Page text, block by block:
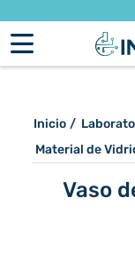
Inicio /
Material de
Vaso